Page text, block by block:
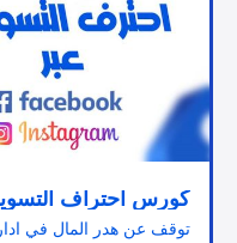
كورس احتراف
توقف عن هدر المال في ادارة